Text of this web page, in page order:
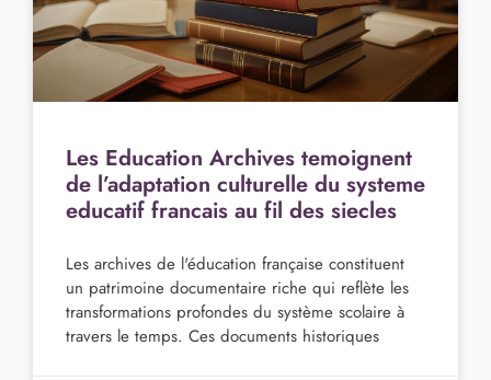
Les Education Archives temoignent
de l’adaptation culturelle du systeme
educatif francais au fil des siecles
Les archives de l'éducation française constituent
un patrimoine documentaire riche qui reflète les
transformations profondes du système scolaire à
travers le temps. Ces documents historiques